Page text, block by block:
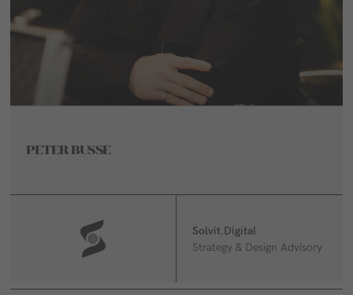
PETER BUSSE
Solvit.Digital
Strategy & Design Advisory